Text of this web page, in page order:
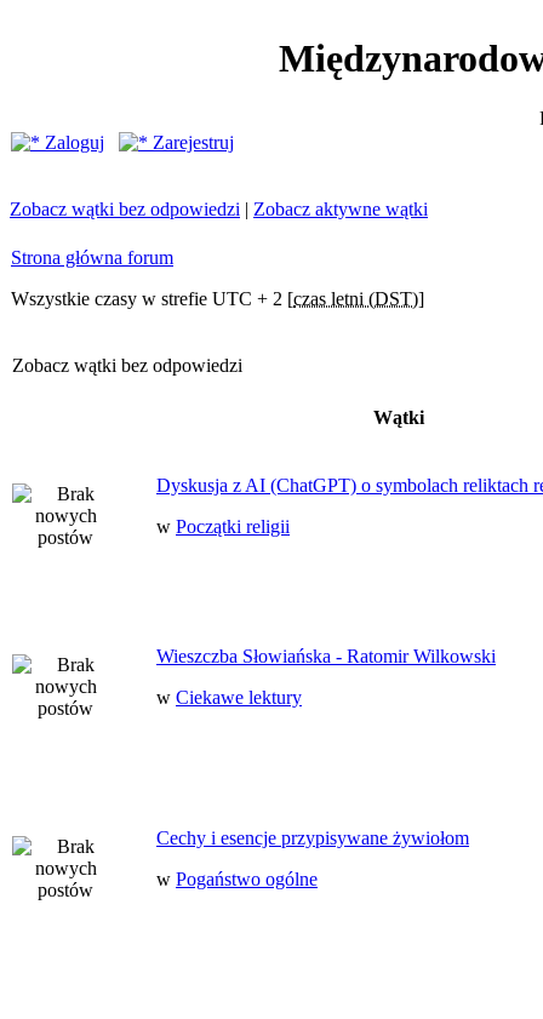
Zaloguj
Zarejestruj
Zobacz wątki bez odpowiedzi | Zobacz aktywne wątki
Strona główna forum
Wszystkie czasy w strefie UTC + 2 [czas letni (DST)]
Zobacz wątki bez odpowiedzi
Wątki
Dyskusja z AI (ChatGPT) o symbolach reliktach
w Początki religii
Wieszczba Słowiańska - Ratomir Wilkowski
w Ciekawe lektury
Cechy i esencje przypisywane żywiołom
w Pogaństwo ogólne